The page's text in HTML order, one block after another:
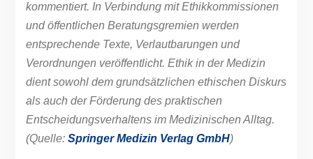
kommentiert. In Verbindung mit Ethikkommissionen
und öffentlichen Beratungsgremien werden
entsprechende Texte, Verlautbarungen und
Verordnungen veröffentlicht. Ethik in der Medizin
dient sowohl dem grundsätzlichen ethischen Diskurs
als auch der Förderung des praktischen
Entscheidungsverhaltens im Medizinischen Alltag.
(Quelle: Springer Medizin Verlag GmbH)